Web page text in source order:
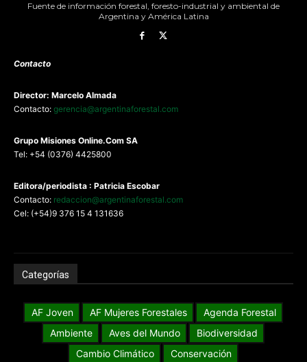
Fuente de información forestal, foresto-industrial y ambiental de
Argentina y América Latina
Contacto
Director: Marcelo Almada
Contacto: gerencia@argentinaforestal.com
Grupo Misiones Online.Com SA
Tel: +54 (0376) 4425800
Editora/periodista : Patricia Escobar
Contacto: redaccion@argentinaforestal.com
Cel: (+54)9 376 15 4 131636
Categorías
AF Joven AF Mujeres Forestales
Agenda Forestal
Ambiente
Aves del Mundo
Biodiversidad
Cambio Climático
Conservación